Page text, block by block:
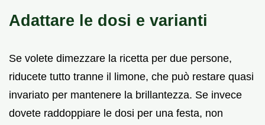
Adattare le dosi e varianti
Se volete dimezzare la ricetta per due persone,
riducete tutto tranne il limone, che può restare quasi
invariato per mantenere la brillantezza. Se invece
dovete raddoppiare le dosi per una festa, non